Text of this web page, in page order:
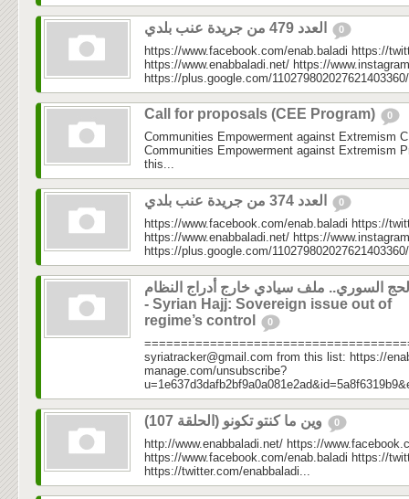
0
https://www.facebook.com/enab.baladi https://
https://www.enabbaladi.net/ https://
https://plus.google.com/
Call for proposals (CEE Program) 0
Communities Empowerment against Extremism
Communities Empowerment against Extremism
this...
0
https://www.facebook.com/enab.baladi https://
https://www.enabbaladi.net/ https://
https://plus.google.com/
السوري.. ملف سيادي خارج أدراج النظام
- Syrian Hajj: Sovereign issue out of
regime’s control
0
syriatracker@gmail.com from this list: https://
manage.com/unsubscribe?
0
http://www.enabbaladi.net/ https://
https://www.facebook.com/enab.baladi https://
https://twitter.com/enabbaladi...